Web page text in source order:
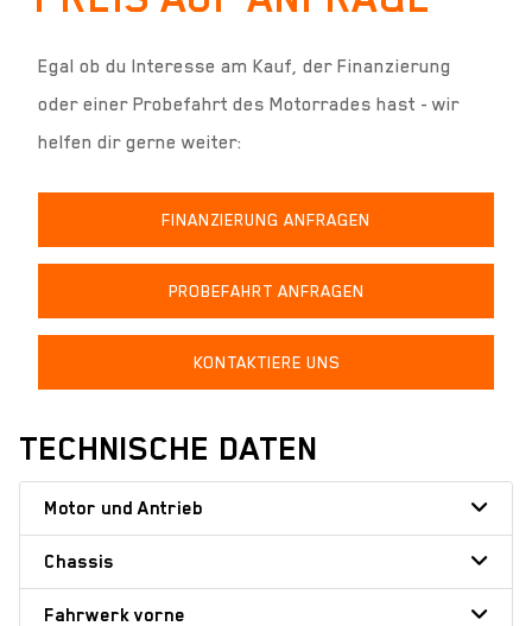
TECHNISCHE DATEN
Motor und Antrieb
Chassis
Fahrwerk vorne
Egal ob du Interesse am Kauf, der Finanzierung
oder einer Probefahrt des Motorrades hast - wir
helfen dir gerne weiter:
FINANZIERUNG ANFRAGEN
PROBEFAHRT ANFRAGEN
KONTAKTIERE UNS